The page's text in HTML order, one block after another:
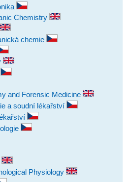
Chemistry
chemie
and Forensic Medicine
a soudní lékařství
Physiology